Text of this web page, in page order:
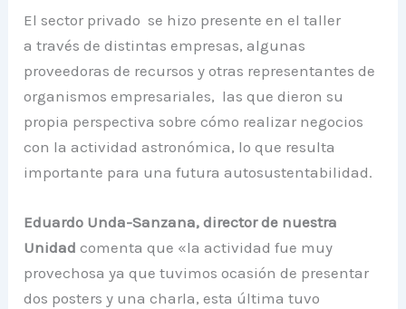
El sector privado se hizo presente en el taller
a través de distintas empresas, algunas
proveedoras de recursos y otras representantes de
organismos empresariales, las que dieron su
propia perspectiva sobre cómo realizar negocios
con la actividad astronómica, lo que resulta
importante para una futura autosustentabilidad.
Eduardo Unda-Sanzana, director de nuestra
Unidad comenta que «la actividad fue muy
provechosa ya que tuvimos ocasión de presentar
dos posters y una charla, esta última tuvo